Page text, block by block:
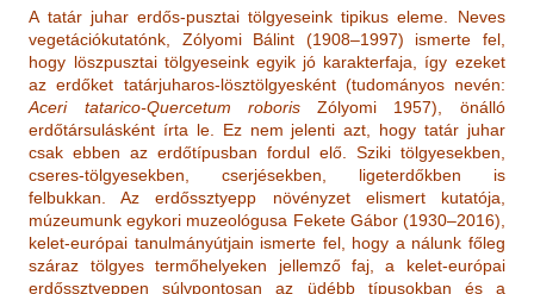
A tatár juhar erdős-pusztai tölgyeseink tipikus eleme. Neves
vegetációkutatónk, Zólyomi Bálint (1908–1997) ismerte fel,
hogy löszpusztai tölgyeseink egyik jó karakterfaja, így ezeket
az erdőket tatárjuharos-lösztölgyesként (tudományos nevén:
Aceri tatarico-Quercetum roborisZólyomi 1957), önálló
erdőtársulásként írta le. Ez nem jelenti azt, hogy tatár juhar
csak ebben az erdőtípusban fordul elő. Sziki tölgyesekben,
cseres-tölgyesekben, cserjésekben, ligeterdőkben is
felbukkan. Az erdőssztyepp növényzet elismert kutatója,
múzeumunk egykori muzeológusa Fekete Gábor (1930–2016),
kelet-európai tanulmányútjain ismerte fel, hogy a nálunk főleg
száraz tölgyes termőhelyeken jellemző faj, a kelet-európai
erdőssztyeppen súlypontosan az üdébb típusokban és a